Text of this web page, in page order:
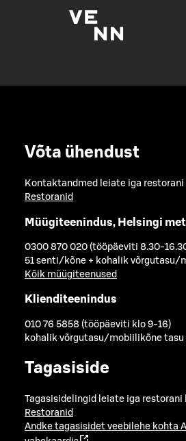
Võta ühendust
Kontaktandmed leiate iga
Restoranid
Müügiteenindus, Helsingi
0300 870 020 (tööpäeviti 8.30-
51 senti/kõne + kohalik võrgutasu/
Kõik müügiteenused
Klienditeenindus
010 76 5858 (tööpäeviti klo 9-16)
kohalik võrgutasu/mobiilikõne tasu
Tagasiside
Tagasisidelingid leiate iga restorani
Restoranid
Andke tagasisidet veebilehe kohta